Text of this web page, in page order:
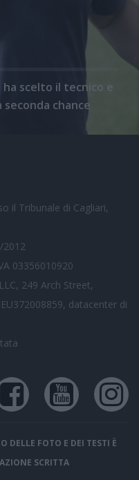
scelto il tecnico e
chance
il Tribunale di Cagliari,
2012
03356010920
249 Arch Street,
datacenter di
DELLE FOTO E DEI TESTI È
SCRITTA